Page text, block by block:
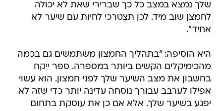
שלך נמצא במצב כל כך שברירי שאת לא יכולה
לחמצן שוב מיד. לכן תצטרכי לחיות עם שיער לא
אחיד".
היא הוסיפה: "בתהליך החמצון משתמשים גם בכמה
מהכימיקלים הקשים ביותר במספרה. ספר ייקח
בחשבון את מצב השיער שלך לפני חמצון. הוא עשוי
אפילו לערבב עבורך נוסחה עדינה יותר כדי שזה לא
יפגע בשיער שלך. אלא אם כן את עוסקת בתחום